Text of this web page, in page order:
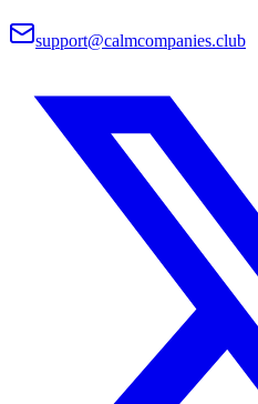
support@calmcompanies.club